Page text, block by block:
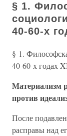
§ 1.
40-60-х
§ 1.
40-60-х годах
Материализм
против
После
расправы над